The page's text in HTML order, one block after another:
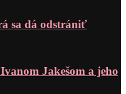
sa dá odstrániť
Jakešom a jeho